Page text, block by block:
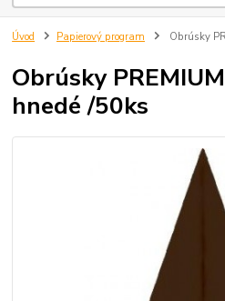
Úvod Papierový program Obrúsky
Obrúsky
hnedé /50ks